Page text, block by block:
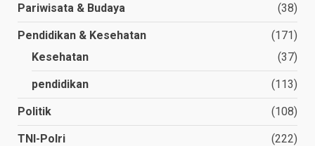
Pariwisata & Budaya (38)
Pendidikan & Kesehatan
(171)
Kesehatan
(37)
pendidikan (113)
Politik (108)
TNI-Polri (222)